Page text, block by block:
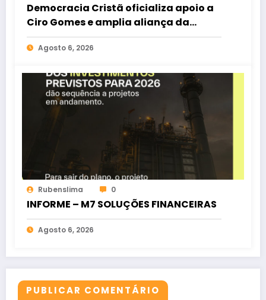
Democracia Cristã oficializa apoio a
Ciro Gomes e amplia aliança da
oposição no Ceará
Agosto 6, 2026
Rubenslima 0
INFORME – M7 SOLUÇÕES FINANCEIRAS
Agosto 6, 2026
PUBLICAR COMENTÁRIO